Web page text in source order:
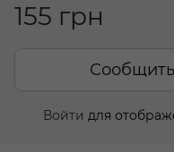
155 грн
Войти для